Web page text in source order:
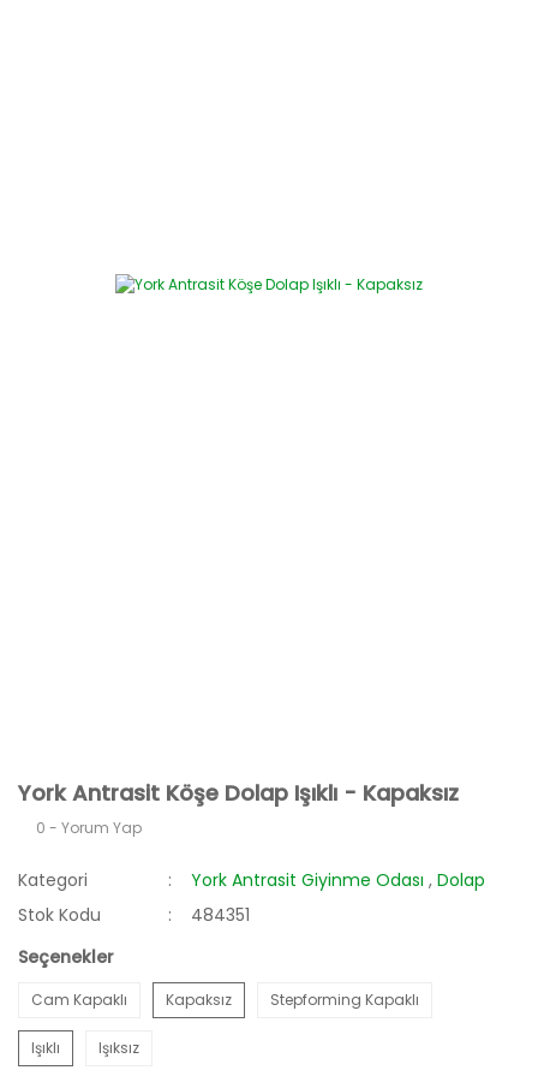
York Antrasit Köşe Dolap Işıklı - Kapaksız
0 - Yorum Yap
Kategori York Antrasit Giyinme Odası ,Dolap
Stok Kodu
484351
Seçenekler
Cam Kapaklı Kapaksız Stepforming Kapaklı
Işıklı Işıksız